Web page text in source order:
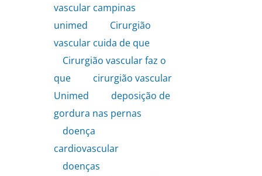
vascular campinas
unimed
Cirurgião
vascular cuida de que
Cirurgião vascular faz o
que
cirurgião vascular
Unimed
deposição de
gordura nas pernas
doença
cardiovascular
doenças